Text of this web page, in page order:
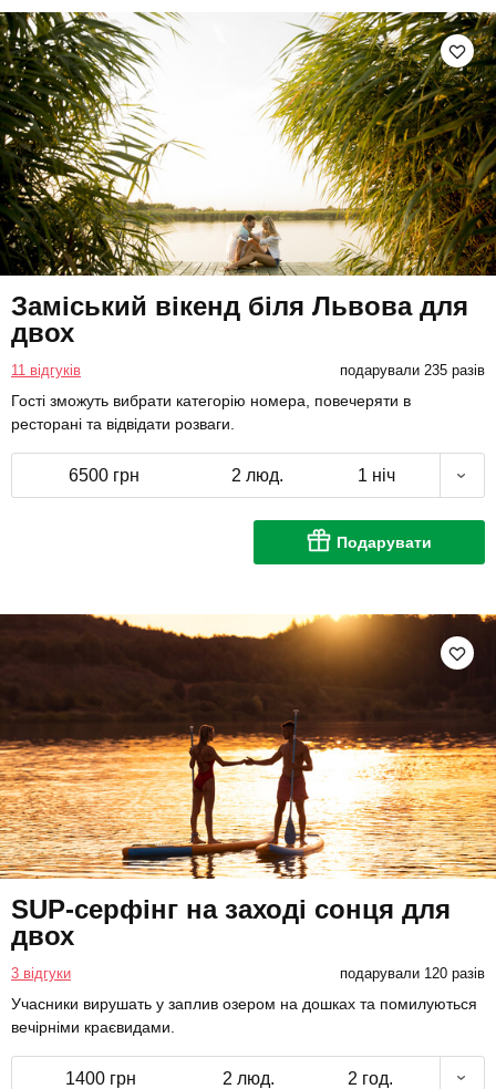
Заміський вікенд біля Львова для
двох
11 відгуків подарували 235 разів
Гості зможуть вибрати категорію номера, повечеряти в
ресторані та відвідати розваги.
6500 грн 2 люд. 1 ніч
Подарувати
SUP-серфінг на заході сонця для
двох
3 відгуки подарували 120 разів
Учасники вирушать у заплив озером на дошках та помилуються
вечірніми краєвидами.
1400 грн 2 люд. 2 год.